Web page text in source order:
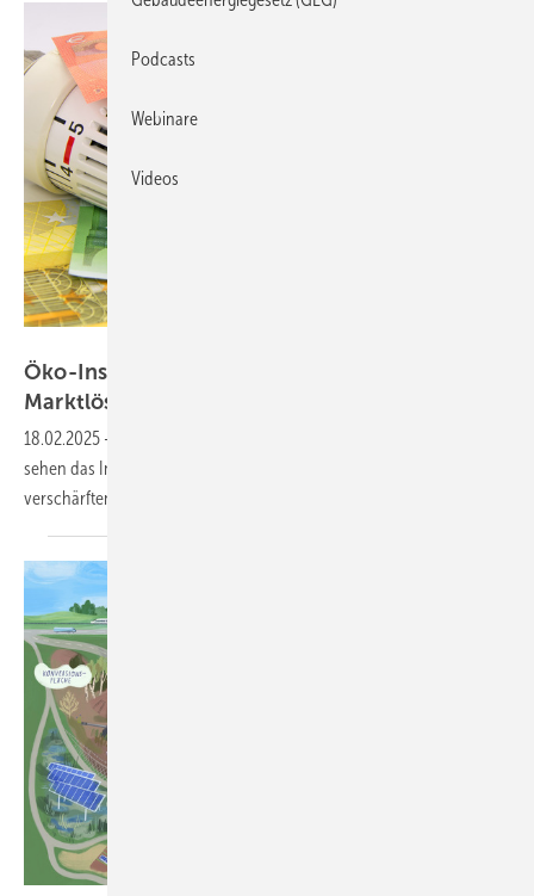
Öko-Institut und Paritätischer: Reine
Marktlösung macht Heizen zum
18.02.2025 -
sehen das Institut wie auch der Wohlfahrtsverband das Risiko einer
verschärften sozialen Schieflage.
Podcasts
Webinare
Videos